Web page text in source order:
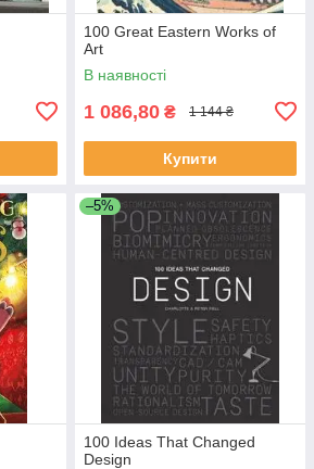
100 Great Eastern Works of
Art
В наявності
1 086,80 ₴ 1 144 ₴
Купити
–5%
100 Ideas That Changed
Design